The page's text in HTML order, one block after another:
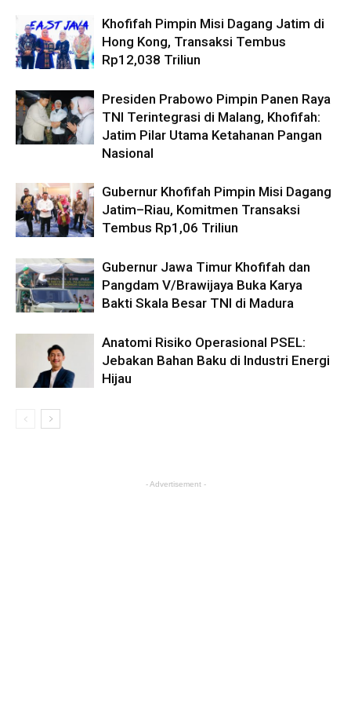
Khofifah Pimpin Misi Dagang Jatim di
Hong Kong, Transaksi Tembus
Rp12,038 Triliun
Presiden Prabowo Pimpin Panen Raya
TNI Terintegrasi di Malang, Khofifah:
Jatim Pilar Utama Ketahanan Pangan
Nasional
Gubernur Khofifah Pimpin Misi Dagang
Jatim–Riau, Komitmen Transaksi
Tembus Rp1,06 Triliun
Gubernur Jawa Timur Khofifah dan
Pangdam V/Brawijaya Buka Karya
Bakti Skala Besar TNI di Madura
Anatomi Risiko Operasional PSEL:
Jebakan Bahan Baku di Industri Energi
Hijau
- Advertisement -